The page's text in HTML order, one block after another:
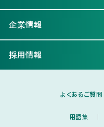
企業情報
採用情報
よくあるご質問
用語集